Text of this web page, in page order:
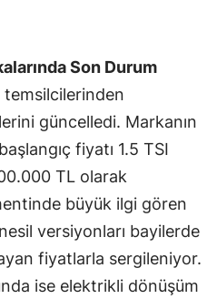
Zonguldak
Aksaray
Bayburt
Karaman
Kırıkkale
Batman
Şırnak
Son Durum
temsilcilerinden
güncelledi. Markanın
fiyatı 1.5 TSI
TL olarak
büyük ilgi gören
versiyonları bayilerde
fiyatlarla sergileniyor.
ise elektrikli dönüşüm